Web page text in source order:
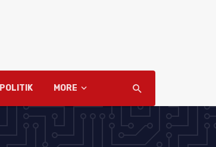
POLITIK MORE